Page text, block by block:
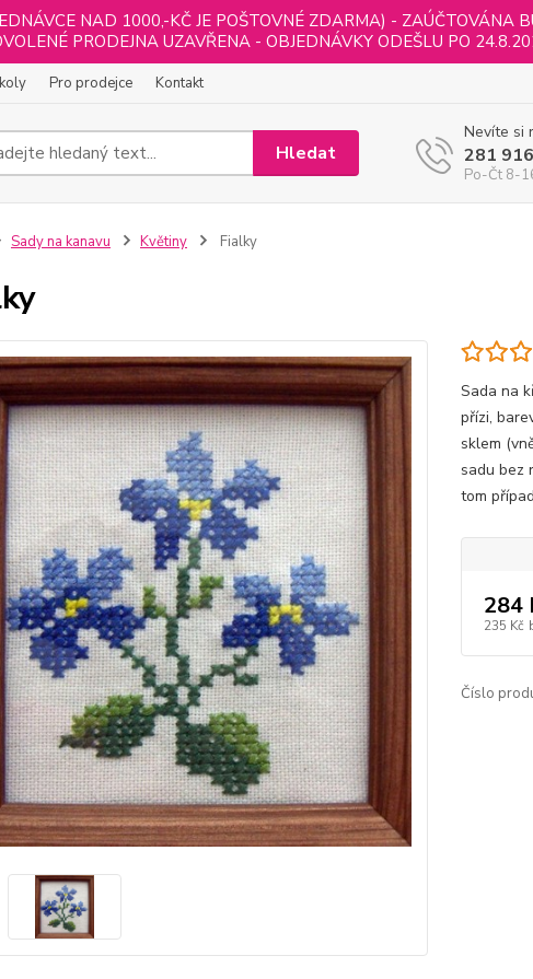
NAD 1000,-KČ JE POŠTOVNÉ ZDARMA) - ZAÚČTOVÁNA
PRODEJNA UZAVŘENA - OBJEDNÁVKY ODEŠLU PO
Pro prodejce Kontakt
Hledat
Nevíte si
281
Po-Čt 8-
Sady na kanavu Květiny Fialky
Sada na
přízi,
sklem
sadu bez
tom
284
235 Kč
Číslo